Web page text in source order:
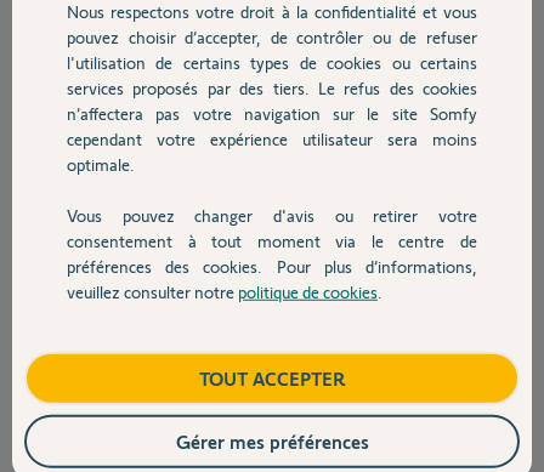
Chauffage
Autres produits
Devis avec un pro
Contact
Y a t il une autre solution ?
D'avance merci pour vos suggestions et conseils
Merci,
André G.
il y a environ 4 ans
Réponses
On peut remplacer le Link par le Link Advanced, faudra par contre
On peut associer 25 actionneurs RTS ou 25 IO.
Nous respectons votre droit à la confidentialité et vous
pouvez choisir d’accepter, de contrôler ou de refuser
l'utilisation de certains types de cookies ou certains
services proposés par des tiers. Le refus des cookies
n’affectera pas votre navigation sur le site Somfy
cependant votre expérience utilisateur sera moins
optimale.
Vous pouvez changer d'avis ou retirer votre
consentement à tout moment via le centre de
préférences des cookies. Pour plus d’informations,
veuillez consulter notre politique de cookies
TOUT ACCEPTER
Gérer mes préférences